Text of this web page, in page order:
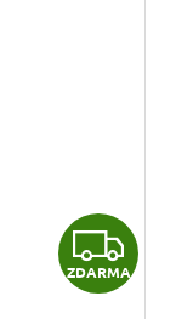
Z
D
ZDARMA